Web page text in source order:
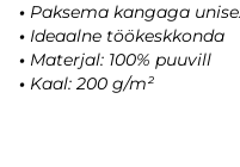
• Paksema kangaga
• Ideaalne töökeskkonda
• Materjal: 100% puuvill
• Kaal: 200 g/m²